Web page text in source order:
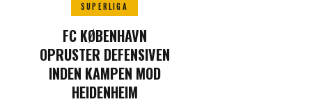
SUPERLIGA
FC KØBENHAVN
OPRUSTER DEFENSIVEN
INDEN KAMPEN MOD
HEIDENHEIM